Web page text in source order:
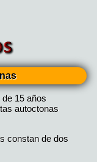
15 años
autoctonas
constan de dos